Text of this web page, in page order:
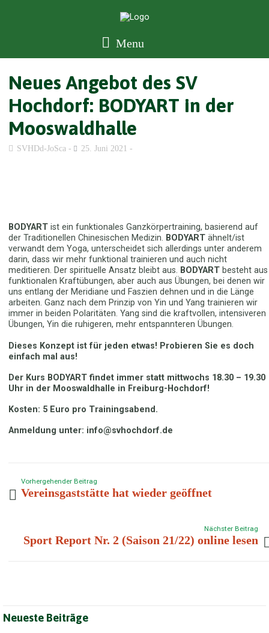
Menu
Neues Angebot des SV
Hochdorf: BODYART in der
Mooswaldhalle
SVHDd-JoSca 25. Juni 2021
BODYART ist ein funktionales Ganzkörpertraining, basierend auf
der Traditionellen Chinesischen Medizin. BODYART ähnelt/ist
verwandt dem Yoga, unterscheidet sich allerdings unter anderem
darin, dass wir mehr funktional trainieren und auch nicht
meditieren. Der spirituelle Ansatz bleibt aus. BODYARTbesteht aus
funktionalen Kraftübungen, aber auch aus Übungen, bei denen wir
uns entlang der Meridiane und Faszien dehnen und in die Länge
arbeiten. Ganz nach dem Prinzip von Yin und Yang trainieren wir
immer in beiden Polaritäten. Yang sind die kraftvollen, intensiveren
Übungen, Yin die ruhigeren, mehr entspannteren Übungen.
Dieses Konzept ist für jeden etwas! Probieren Sie es doch
einfach mal aus!
Der Kurs BODYART findet immer statt mittwochs 18.30 – 19.30
Uhr in der Mooswaldhalle in Freiburg-Hochdorf!
Kosten: 5 Euro pro Trainingsabend.
Anmeldung unter: info@svhochdorf.de
Vorhergehender Beitrag
Vereinsgaststätte hat wieder geöffnet
Nächster Beitrag
Sport Report Nr. 2 (Saison 21/22) online lesen
Neueste Beiträge